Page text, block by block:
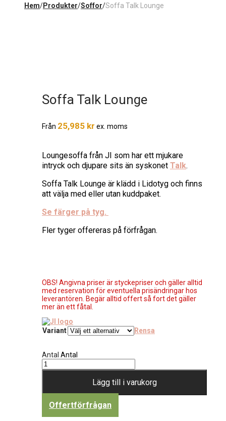
Hem/Produkter/Soffor/Soffa Talk Lounge
Soffa Talk Lounge
Från 25,985 kr ex. moms
Loungesoffa från JI som har ett mjukare
intryck och djupare sits än syskonet Talk.
Soffa Talk Lounge är klädd i Lidotyg och finns
att välja med eller utan kuddpaket.
Se färger på tyg.
Fler tyger offereras på förfrågan.
OBS! Angivna priser är styckepriser och gäller alltid
med reservation för eventuella prisändringar hos
leverantören. Begär alltid offert så fort det gäller
mer än ett fåtal.
Variant Rensa
Antal Antal
Lägg till i varukorg
Offertförfrågan